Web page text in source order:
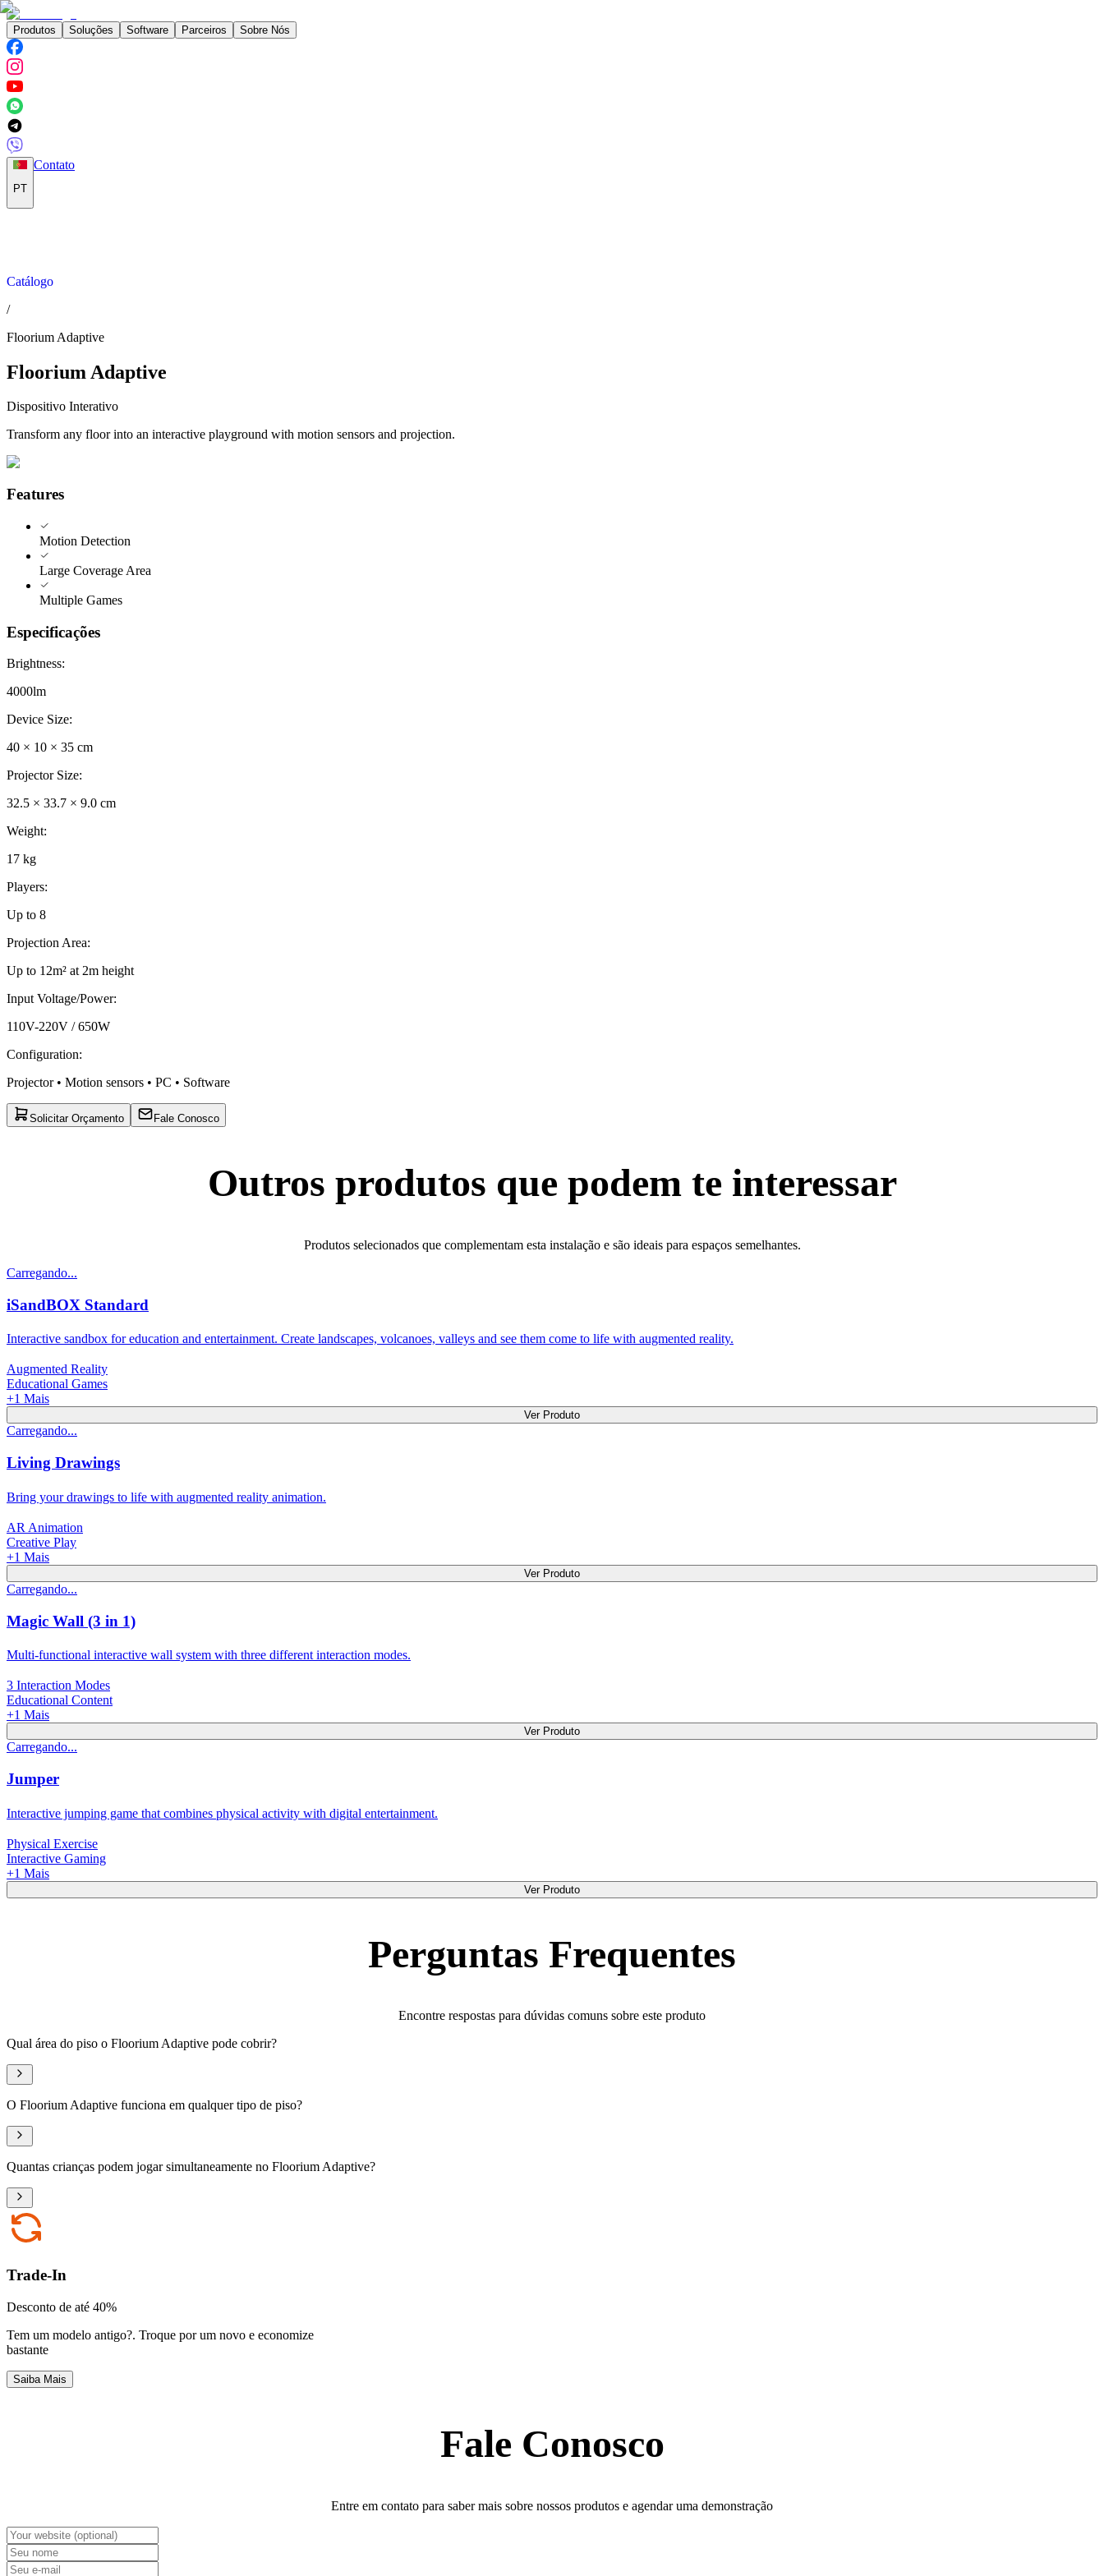
Produtos Soluções Software Parceiros Sobre Nós
PT
Contato
Catálogo
/
Floorium Adaptive
Floorium Adaptive
Dispositivo Interativo
Transform any floor into an interactive playground with motion sensors and projection.
Features
Motion Detection
Large Coverage Area
Multiple Games
Especificações
Brightness:
4000lm
Device Size:
40 × 10 × 35 cm
Projector Size:
32.5 × 33.7 × 9.0 cm
Weight:
17 kg
Players:
Up to 8
Projection Area:
Up to 12m² at 2m height
Input Voltage/Power:
110V-220V / 650W
Configuration:
Projector • Motion sensors • PC • Software
Solicitar Orçamento Fale Conosco
Outros produtos que podem te interessar
Produtos selecionados que complementam esta instalação e são ideais para espaços semelhantes.
Carregando...
iSandBOX Standard
Interactive sandbox for education and entertainment. Create landscapes, volcanoes, valleys and see them come to life with augmented reality.
Augmented Reality
Educational Games
+1 Mais
Ver Produto
Carregando...
Living Drawings
Bring your drawings to life with augmented reality animation.
AR Animation
Creative Play
+1 Mais
Ver Produto
Carregando...
Magic Wall (3 in 1)
Multi-functional interactive wall system with three different interaction modes.
3 Interaction Modes
Educational Content
+1 Mais
Ver Produto
Carregando...
Jumper
Interactive jumping game that combines physical activity with digital entertainment.
Physical Exercise
Interactive Gaming
+1 Mais
Ver Produto
Perguntas Frequentes
Encontre respostas para dúvidas comuns sobre este produto
Qual área do piso o Floorium Adaptive pode cobrir?
O Floorium Adaptive funciona em qualquer tipo de piso?
Quantas crianças podem jogar simultaneamente no Floorium Adaptive?
Trade-In
Desconto de até 40%
Tem um modelo antigo?. Troque por um novo e economize
bastante
Saiba Mais
Fale Conosco
Entre em contato para saber mais sobre nossos produtos e agendar uma demonstração